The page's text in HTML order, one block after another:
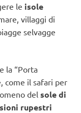
le isole
villaggi di
selvagge
la “Porta
come il safari per
del sole di
rupestri